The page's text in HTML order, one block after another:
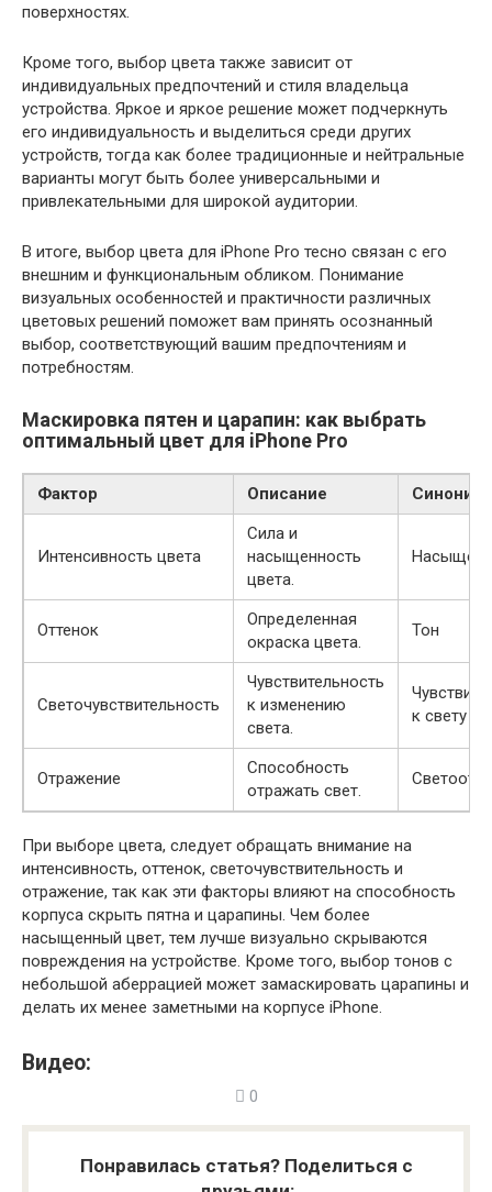
поверхностях.
Кроме того, выбор цвета также зависит от
индивидуальных предпочтений и стиля владельца
устройства. Яркое и яркое решение может подчеркнуть
его индивидуальность и выделиться среди других
устройств, тогда как более традиционные и нейтральные
варианты могут быть более универсальными и
привлекательными для широкой аудитории.
В итоге, выбор цвета для iPhone Pro тесно связан с его
внешним и функциональным обликом. Понимание
визуальных особенностей и практичности различных
цветовых решений поможет вам принять осознанный
выбор, соответствующий вашим предпочтениям и
потребностям.
Маскировка пятен и царапин: как выбрать
оптимальный цвет для iPhone Pro
Фактор Описание Синоним
Интенсивность цвета
Сила и
насыщенность
цвета.
Оттенок
Определенная
окраска цвета.
Тон
Светочувствительность
Чувствительность
к изменению
света.
к свету
Отражение
Способность
отражать свет.
При выборе цвета, следует обращать внимание на
интенсивность, оттенок, светочувствительность и
отражение, так как эти факторы влияют на способность
корпуса скрыть пятна и царапины. Чем более
насыщенный цвет, тем лучше визуально скрываются
повреждения на устройстве. Кроме того, выбор тонов с
небольшой аберрацией может замаскировать царапины и
делать их менее заметными на корпусе iPhone.
Видео:
0
Понравилась статья? Поделиться с